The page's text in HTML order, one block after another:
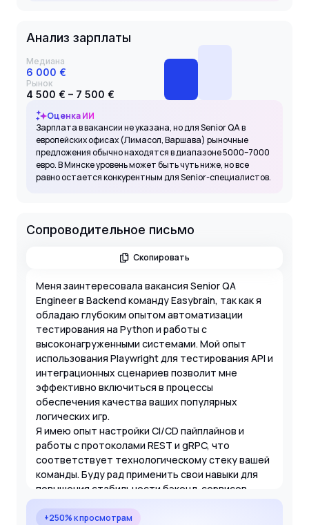
Анализ зарплаты
Медиана
6 000 €
Рынок
4 500 € – 7 500 €
Оценка ИИ
Зарплата в вакансии не указана, но для Senior QA в
европейских офисах (Лимасол, Варшава) рыночные
предложения обычно находятся в диапазоне 5000–7000
евро. В Минске уровень может быть чуть ниже, но все
равно остается конкурентным для Senior-специалистов.
Сопроводительное письмо
Скопировать
Меня заинтересовала вакансия Senior QA
Engineer в Backend команду Easybrain, так как я
обладаю глубоким опытом автоматизации
тестирования на Python и работы с
высоконагруженными системами. Мой опыт
использования Playwright для тестирования API и
интеграционных сценариев позволит мне
эффективно включиться в процессы
обеспечения качества ваших популярных
логических игр.
Я имею опыт настройки CI/CD пайплайнов и
работы с протоколами REST и gRPC, что
соответствует технологическому стеку вашей
команды. Буду рад применить свои навыки для
повышения стабильности бэкенд-сервисов
Easybrain и внести вклад в развитие таких хитов,
как Sudoku и Blockudoku.
+250% к просмотрам